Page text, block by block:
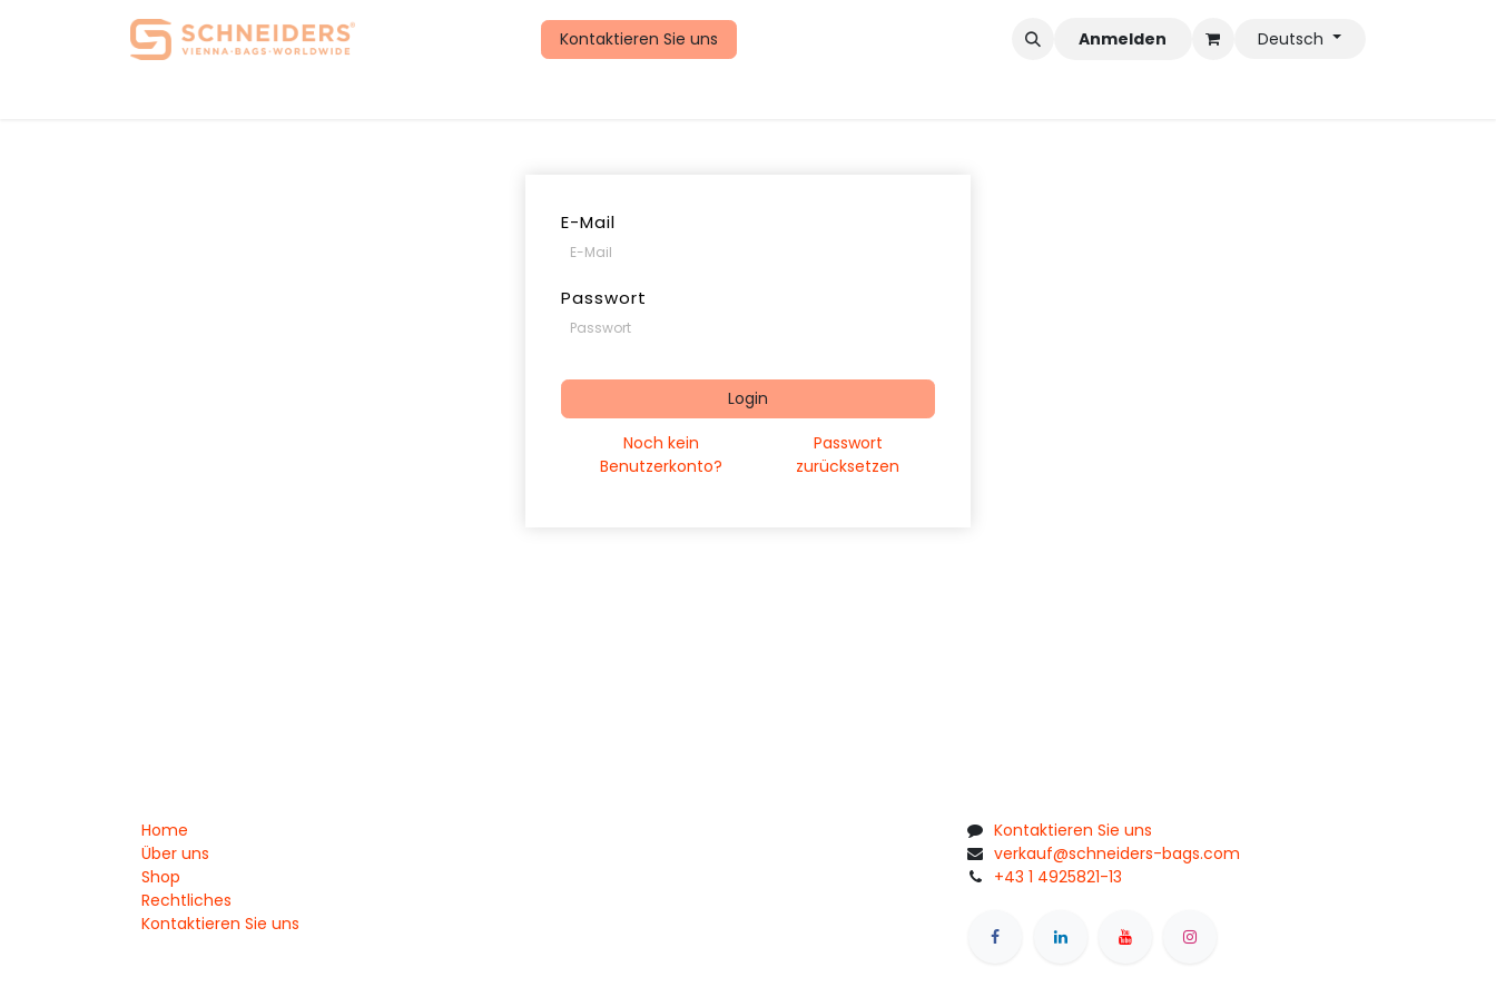
Kontaktieren Sie uns Anmelden Deutsch
E-Mail
Passwort
Login
Noch kein
Benutzerkonto?
Passwort
zurücksetzen
Home
Über uns
Shop
Rechtliches
Kontaktieren Sie uns
Kontaktieren Sie uns
verkauf@schneiders-bags.com
+43 1 4925821-13